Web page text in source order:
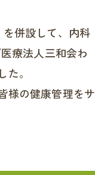
を併設して、内科
療法人三和会わ
。
様の健康管理をサ